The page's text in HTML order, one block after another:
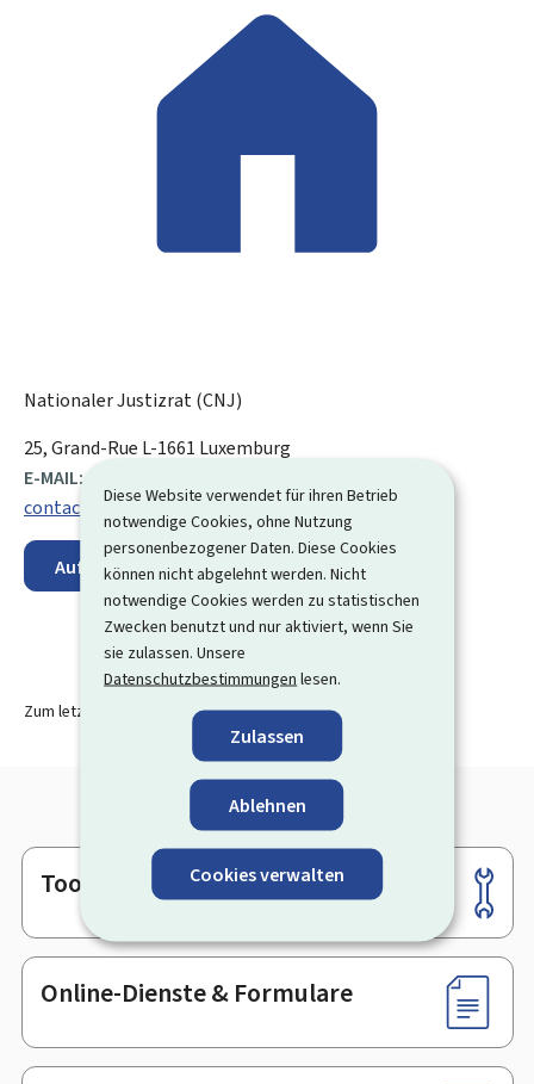
Diese Website verwendet für ihren Betrieb
notwendige Cookies, ohne Nutzung
personenbezogener Daten. Diese Cookies
können nicht abgelehnt werden. Nicht
notwendige Cookies werden zu statistischen
Zwecken benutzt und nur aktiviert, wenn Sie
sie zulassen. Unsere
Datenschutzbestimmungen lesen.
Zulassen
Ablehnen
Cookies verwalten
Nationaler Justizrat (CNJ)
ADRESSE:
25, Grand-Rue L-1661 Luxemburg
E-MAIL:
contact@cnj.lu
Auf der Karte anzeigen
Zum letzten Mal aktualisiert am23.03.2026
Footer
Tools
Online-Dienste & Formulare